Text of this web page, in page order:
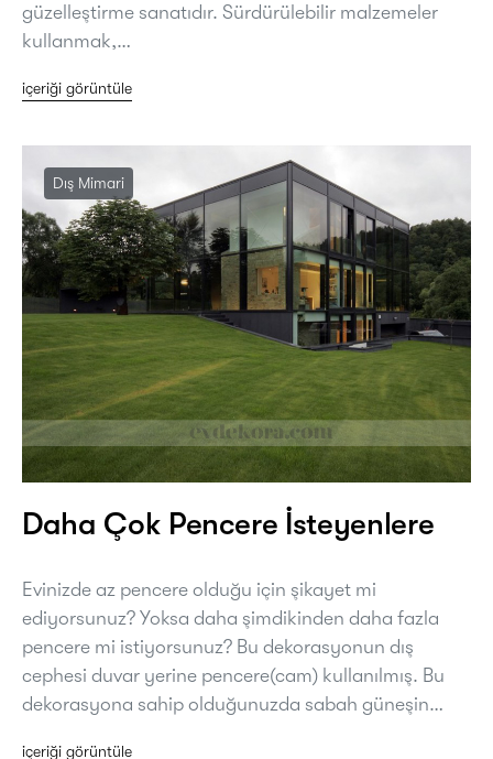
güzelleştirme sanatıdır. Sürdürülebilir malzemeler
kullanmak,…
içeriği görüntüle
Dış Mimari
Daha Çok Pencere İsteyenlere
Evinizde az pencere olduğu için şikayet mi
ediyorsunuz? Yoksa daha şimdikinden daha fazla
pencere mi istiyorsunuz? Bu dekorasyonun dış
cephesi duvar yerine pencere(cam) kullanılmış. Bu
dekorasyona sahip olduğunuzda sabah güneşin…
içeriği görüntüle